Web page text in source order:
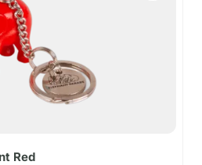
Red